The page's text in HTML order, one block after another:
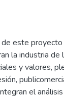
este
la industria de
y valores,
el